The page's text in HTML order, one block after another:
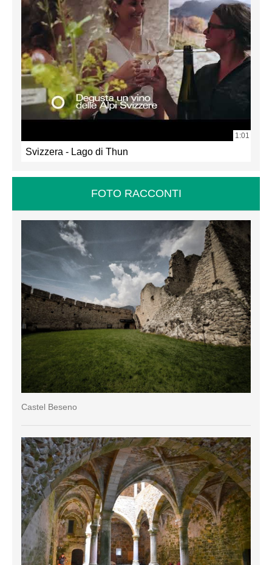
1:01
Svizzera - Lago di Thun
FOTO RACCONTI
Castel Beseno